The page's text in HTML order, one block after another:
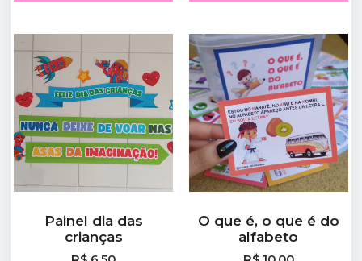
Painel dia das
crianças
O que é, o que é do
alfabeto